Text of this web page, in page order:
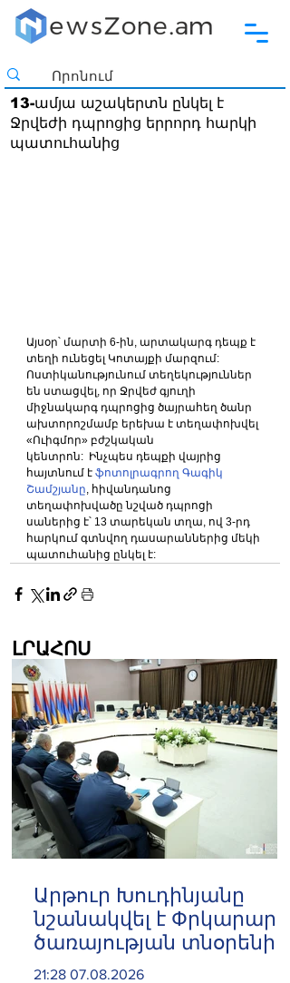
13-ամյա աշակերտն ընկել է
Ջրվեժի դպրոցից երրորդ հարկի
պատուհանից
Այսօր՝ մարտի 6-ին, արտակարգ դեպք է
տեղի ունեցել Կոտայքի մարզում:
Ոստիկանությունում տեղեկություններ
են ստացվել, որ Ջրվեժ գյուղի
միջնակարգ դպրոցից ծայրահեղ ծանր
ախտորոշմամբ երեխա է տեղափոխվել
«Ուիգմոր» բժշկական
կենտրոն:  Ինչպես դեպքի վայրից
հայտնում է ֆոտոլրագրող Գագիկ
Շամշյանը, հիվանդանոց
տեղափոխվածը նշված դպրոցի
սաներից է՝ 13 տարեկան տղա, ով 3-րդ
հարկում գտնվող դասարաններից մեկի
պատուհանից ընկել է:
ԼՐԱՀՈՍ
Արթուր Խուդինյանը
նշանակվել է Փրկարար
ծառայության տնօրենի
տեղակալ
21:28 07.08.2026